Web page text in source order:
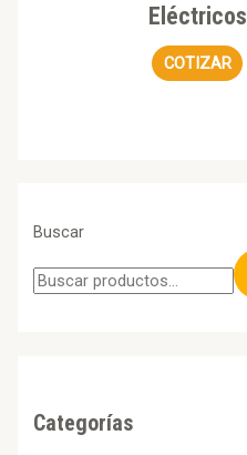
Buscar
Categorías
Eléctricos
COTIZAR